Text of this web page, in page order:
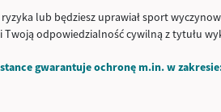
lub będziesz uprawiał sport
odpowiedzialność cywilną z tytułu
gwarantuje ochronę m.in. w